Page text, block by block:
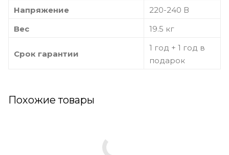
Напряжение
220-240 В
Вес
19.5 кг
Срок гарантии
1 год + 1 год в
подарок
Похожие товары